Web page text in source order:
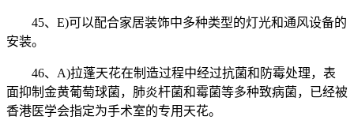
45、E)可以配合家居装饰中多种类型的灯光和通风设备的
安装。
46、A)拉蓬天花在制造过程中经过抗菌和防霉处理，表
面抑制金黄葡萄球菌，肺炎杆菌和霉菌等多种致病菌，已经被
香港医学会指定为手术室的专用天花。